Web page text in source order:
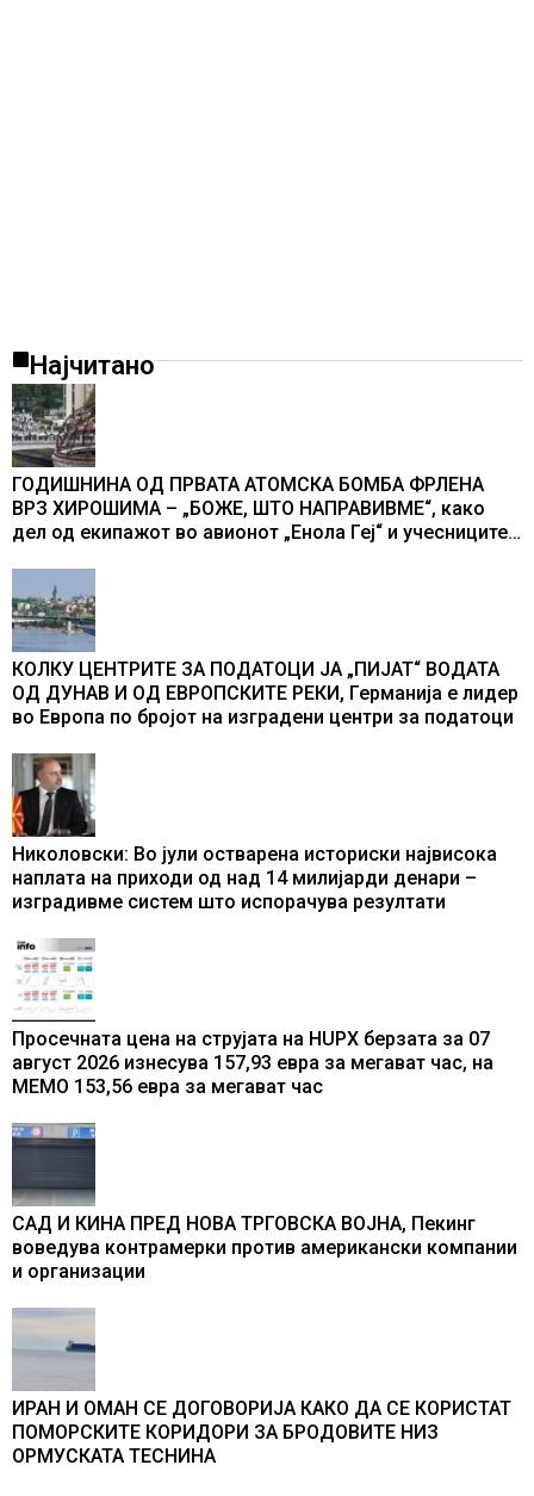
Најчитано
ГОДИШНИНА ОД ПРВАТА АТОМСКА БОМБА ФРЛЕНА
ВРЗ ХИРОШИМА – „БОЖЕ, ШТО НАПРАВИВМЕ“, како
дел од екипажот во авионот „Енола Геј“ и учесниците
промени текот на историјата
КОЛКУ ЦЕНТРИТЕ ЗА ПОДАТОЦИ ЈА „ПИЈАТ“ ВОДАТА
ОД ДУНАВ И ОД ЕВРОПСКИТЕ РЕКИ, Германија е лидер
во Европа по бројот на изградени центри за податоци
Николовски: Во јули остварена историски највисока
наплата на приходи од над 14 милијарди денари –
изградивме систем што испорачува резултати
Просечната цена на струјата на HUPX берзата за 07
август 2026 изнесува 157,93 евра за мегават час, на
МЕМО 153,56 евра за мегават час
САД И КИНА ПРЕД НОВА ТРГОВСКА ВОЈНА, Пекинг
воведува контрамерки против американски компании
и организации
ИРАН И ОМАН СЕ ДОГОВОРИЈА КАКО ДА СЕ КОРИСТАТ
ПОМОРСКИТЕ КОРИДОРИ ЗА БРОДОВИТЕ НИЗ
ОРМУСКАТА ТЕСНИНА